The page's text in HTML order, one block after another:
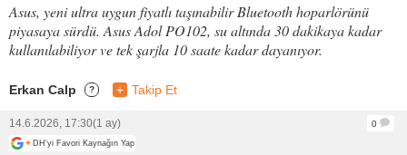
Asus, yeni ultra uygun fiyatlı taşınabilir Bluetooth hoparlörünü
piyasaya sürdü. Asus Adol PO102, su altında 30 dakikaya kadar
kullanılabiliyor ve tek şarjla 10 saate kadar dayanıyor.
Erkan Calp ? + Takip Et
14.6.2026, 17:30(1 ay)
0
+ DH'yi Favori Kaynağın Yap